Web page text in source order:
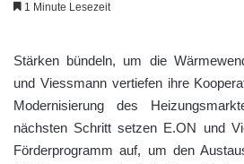
1 Minute Lesezeit
Stärken bündeln, um die
und Viessmann vertiefen ihre
Modernisierung des
nächsten Schritt setzen E.ON und
Förderprogramm auf, um den